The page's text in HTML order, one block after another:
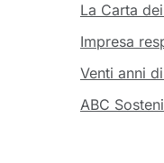
La Carta
Impresa
Venti anni
ABC